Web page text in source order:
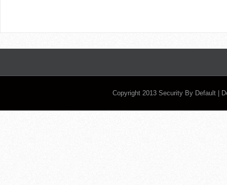
Copyright 2013 Security By Default |